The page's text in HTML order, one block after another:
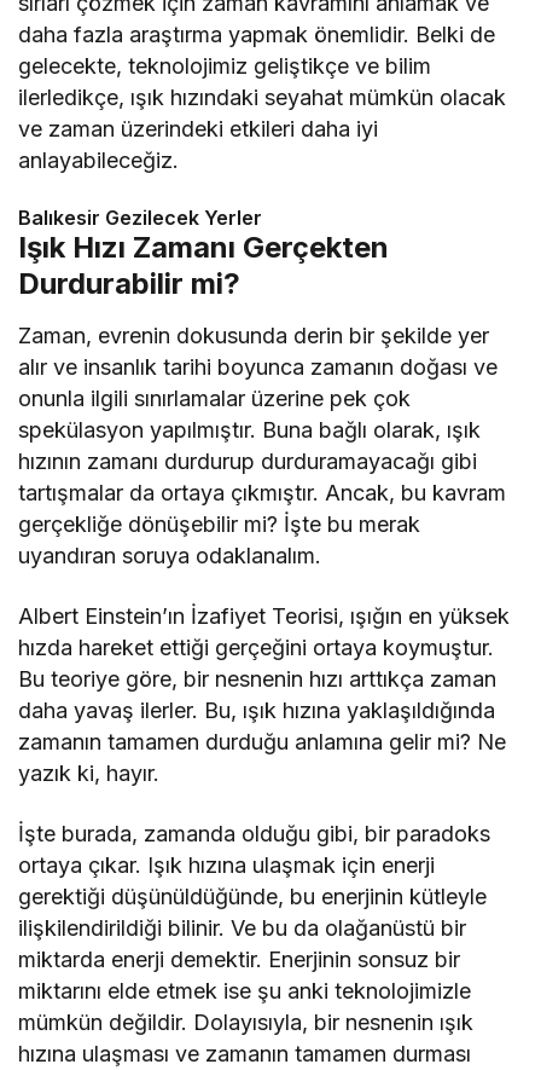
daha fazla araştırma yapmak önemlidir. Belki de
gelecekte, teknolojimiz geliştikçe ve bilim
ilerledikçe, ışık hızındaki seyahat mümkün olacak
ve zaman üzerindeki etkileri daha iyi
anlayabileceğiz.
Balıkesir Gezilecek Yerler
Işık Hızı Zamanı Gerçekten
Durdurabilir mi?
Zaman, evrenin dokusunda derin bir şekilde yer
alır ve insanlık tarihi boyunca zamanın doğası ve
onunla ilgili sınırlamalar üzerine pek çok
spekülasyon yapılmıştır. Buna bağlı olarak, ışık
hızının zamanı durdurup durduramayacağı gibi
tartışmalar da ortaya çıkmıştır. Ancak, bu kavram
gerçekliğe dönüşebilir mi? İşte bu merak
uyandıran soruya odaklanalım.
Albert Einstein’ın İzafiyet Teorisi, ışığın en yüksek
hızda hareket ettiği gerçeğini ortaya koymuştur.
Bu teoriye göre, bir nesnenin hızı arttıkça zaman
daha yavaş ilerler. Bu, ışık hızına yaklaşıldığında
zamanın tamamen durduğu anlamına gelir mi? Ne
yazık ki, hayır.
İşte burada, zamanda olduğu gibi, bir paradoks
ortaya çıkar. Işık hızına ulaşmak için enerji
gerektiği düşünüldüğünde, bu enerjinin kütleyle
ilişkilendirildiği bilinir. Ve bu da olağanüstü bir
miktarda enerji demektir. Enerjinin sonsuz bir
miktarını elde etmek ise şu anki teknolojimizle
mümkün değildir. Dolayısıyla, bir nesnenin ışık
hızına ulaşması ve zamanın tamamen durması